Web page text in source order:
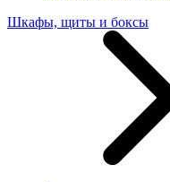
Шкафы, щиты и боксы